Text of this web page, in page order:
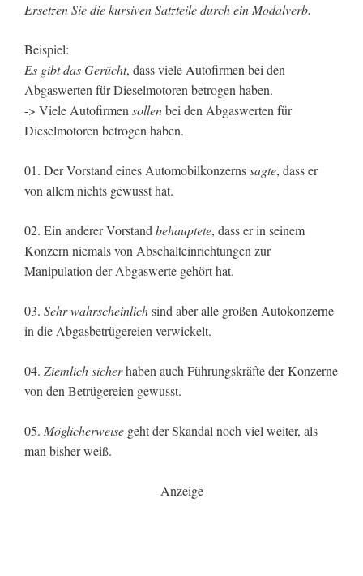
Ersetzen Sie die kursiven Satzteile durch ein Modalverb.
Beispiel:
Es gibt das Gerücht, dass viele Autofirmen bei den
Abgaswerten für Dieselmotoren betrogen haben.
-> Viele Autofirmen sollenbei den Abgaswerten für
Dieselmotoren betrogen haben.
01. Der Vorstand eines Automobilkonzernssagte, dass er
von allem nichts gewusst hat.
02. Ein anderer Vorstand behauptete, dass er in seinem
Konzern niemals von Abschalteinrichtungen zur
Manipulation der Abgaswerte gehört hat.
03. Sehr wahrscheinlichsind aber alle großen Autokonzerne
in die Abgasbetrügereien verwickelt.
04. Ziemlich sicherhaben auch Führungskräfte der Konzerne
von den Betrügereien gewusst.
05. Möglicherweise geht der Skandal noch viel weiter, als
man bisher weiß.
Anzeige